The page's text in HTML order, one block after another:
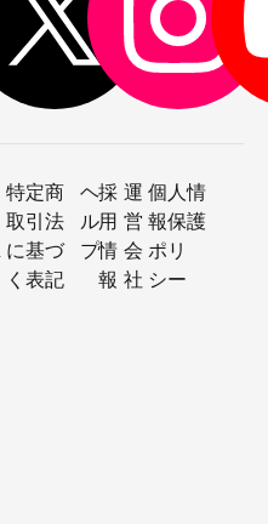
特定商
取引法
に基づ
く表記
ヘ
ル
プ
採
用
情
報
運
営
会
社
個人情
報保護
ポリ
シー